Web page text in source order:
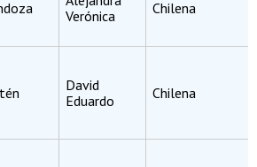
Verónica
Chilena
David
Eduardo
Chilena